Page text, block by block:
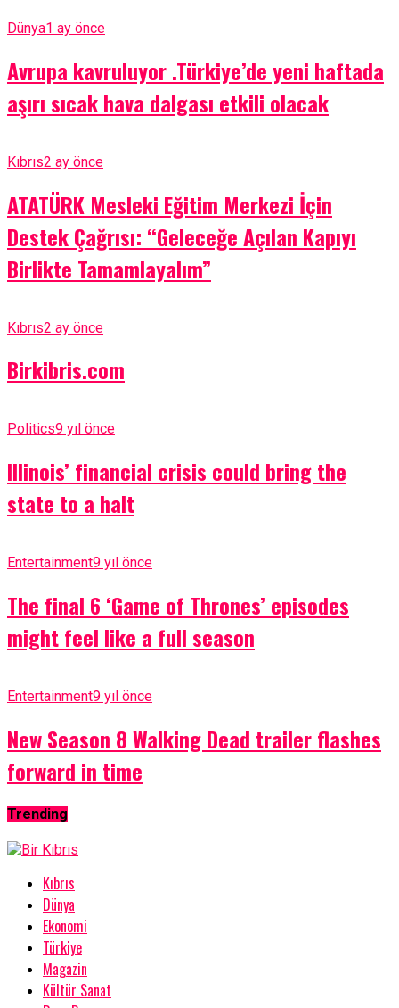
Dünya1 ay önce
Avrupa kavruluyor .Türkiye’de yeni haftada
aşırı sıcak hava dalgası etkili olacak
Kıbrıs2 ay önce
ATATÜRK Mesleki Eğitim Merkezi İçin
Destek Çağrısı: “Geleceğe Açılan Kapıyı
Birlikte Tamamlayalım”
Kıbrıs2 ay önce
Birkibris.com
Politics9 yıl önce
Illinois’ financial crisis could bring the
state to a halt
Entertainment9 yıl önce
The final 6 ‘Game of Thrones’ episodes
might feel like a full season
Entertainment9 yıl önce
New Season 8 Walking Dead trailer flashes
forward in time
Trending
Kıbrıs
Dünya
Ekonomi
Türkiye
Magazin
Kültür Sanat